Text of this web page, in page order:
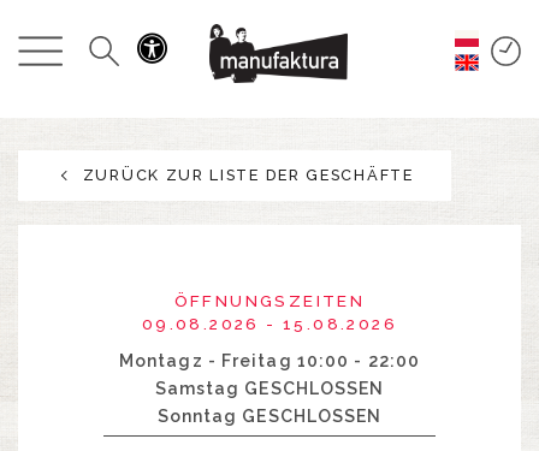
GESCHEHEN
ANGEBOTE
RESTAURANTS
ZURÜCK ZUR LISTE DER GESCHÄFTE
ÖFFNUNGSZEITEN
09.08.2026 - 15.08.2026
Montagz - Freitag 10:00 - 22:00
Samstag GESCHLOSSEN
Sonntag GESCHLOSSEN